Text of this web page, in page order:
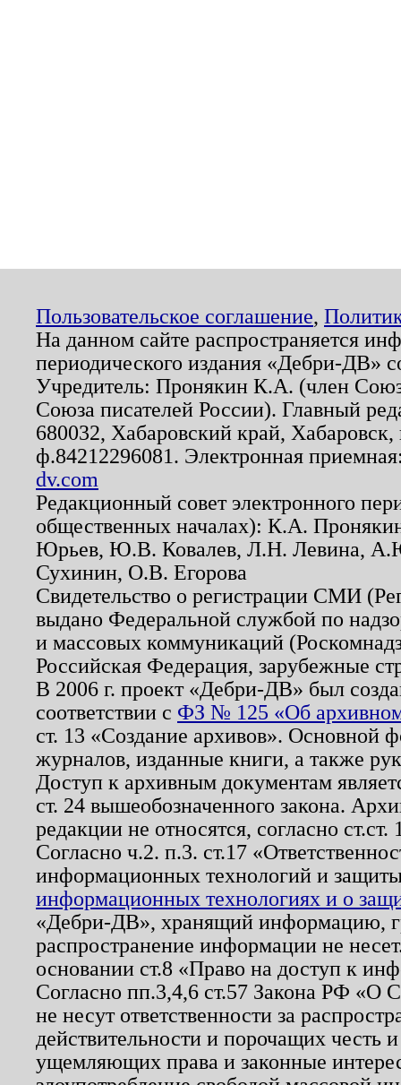
Пользовательское соглашение,
На данном сайте распространяется
периодического издания «Дебри-ДВ»
Учредитель: Пронякин К.А. (член
Союза писателей России). Главный
680032, Хабаровский край,
ф.84212296081. Электронная
dv.com
Редакционный совет электронного
общественных началах): К.А.
Юрьев, Ю.В. Ковалев, Л.Н. Левина,
Сухинин, О.В. Егорова
Свидетельство о регистрации СМИ
выдано Федеральной службой по
и массовых коммуникаций
Российская Федерация, зарубежные
В 2006 г. проект «Дебри-ДВ» был
соответствии с ФЗ № 125 «Об
ст. 13 «Создание архивов». Основной
журналов, изданные книги, а также
Доступ к архивным документам
ст. 24 вышеобозначенного закона.
редакции не относятся, согласно
Согласно ч.2. п.3. ст.17
информационных технологий и
информационных технологиях и о
«Дебри-ДВ», хранящий информацию,
распространение информации не
основании ст.8 «Право на доступ к
Согласно пп.3,4,6 ст.57 Закона РФ «О
не несут ответственности за
действительности и порочащих честь
ущемляющих права и законные